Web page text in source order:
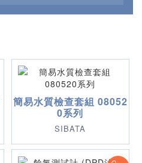
簡易水質檢查套組 08052
0系列
SIBATA